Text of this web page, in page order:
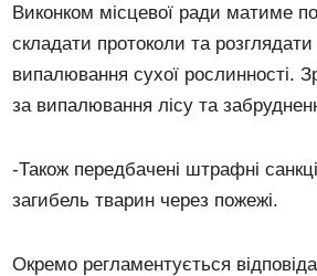
Виконком місцевої ради матиме
складати протоколи та
випалювання сухої рослинності.
за випалювання лісу та
-Також передбачені штрафні
загибель тварин через пожежі.
Окремо регламентується